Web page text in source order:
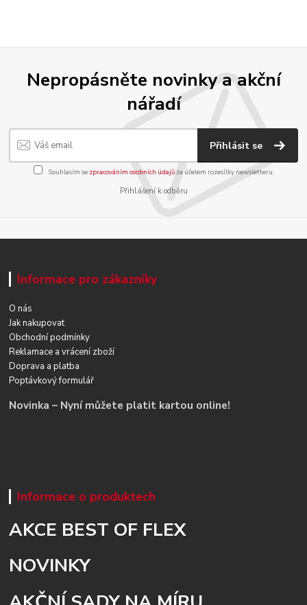
Nepropásněte novinky a akční
nářadí
Přihlásit se
Souhlasím se zpracováním osobních údajůza účelem rozesílky newsletteru.
Přihlášení k odběru
Informace pro zákazníky
O nás
Jak nakupovat
Obchodní podmínky
Reklamace a vrácení zboží
Doprava a platba
Poptávkový formulář
Novinka – Nyní můžete platit kartou online!
Informace o produktech
AKCE BEST OF FLEX
NOVINKY